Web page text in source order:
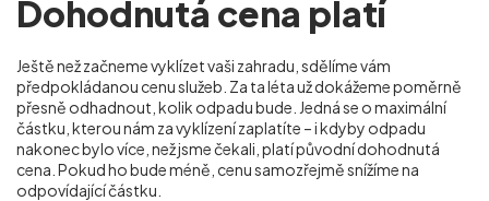
Dohodnutá cena platí
Ještě než začneme vyklízet vaši zahradu, sdělíme vám
předpokládanou cenu služeb. Za ta léta už dokážeme poměrně
přesně odhadnout, kolik odpadu bude. Jedná se o maximální
částku, kterou nám za vyklízení zaplatíte – i kdyby odpadu
nakonec bylo více, než jsme čekali, platí původní dohodnutá
cena. Pokud ho bude méně, cenu samozřejmě snížíme na
odpovídající částku.